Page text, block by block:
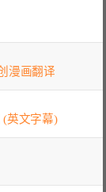
漫画翻译
(英文字幕)